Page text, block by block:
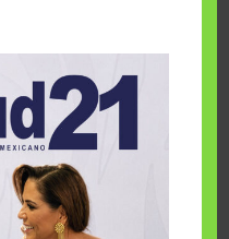
cumplen
y Make-A-Wish